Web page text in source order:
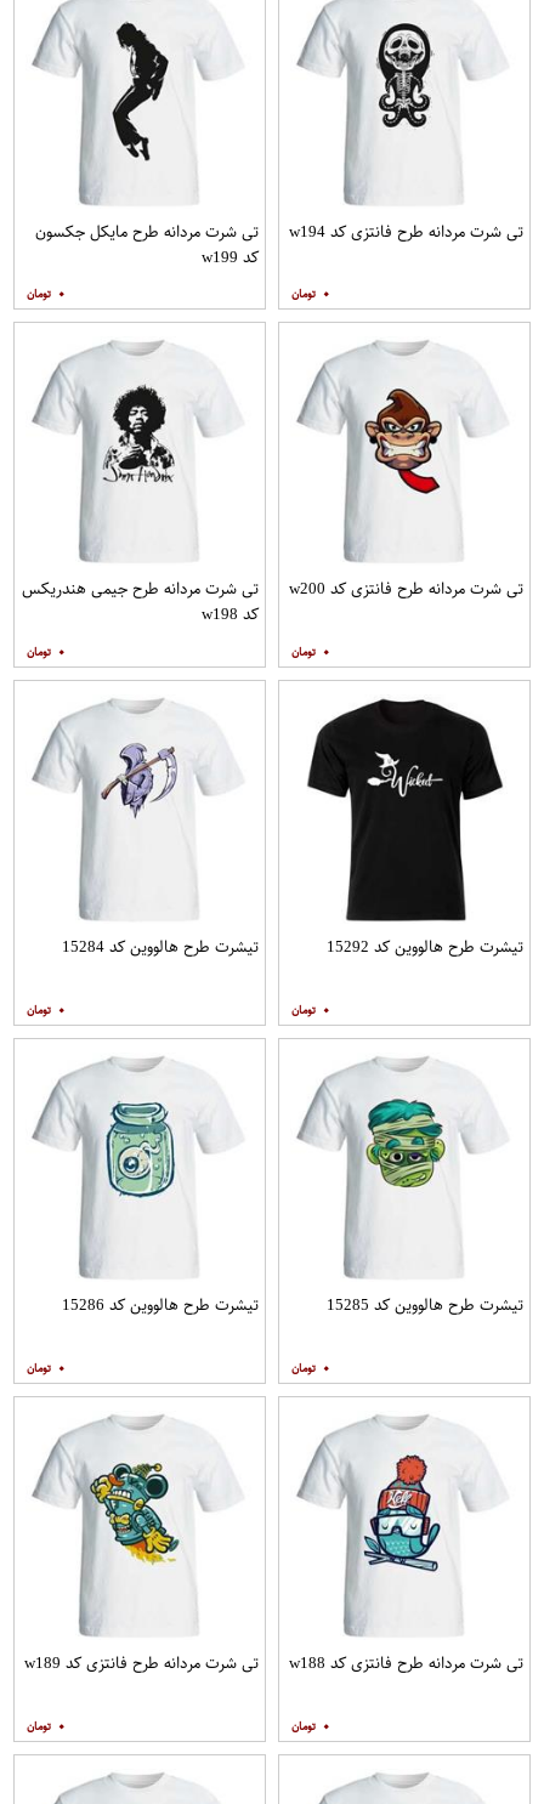
تی شرت مردانه طرح فانتزی کد w194
۰
تی شرت مردانه طرح مایکل جکسون
کد w199
۰
تی شرت مردانه طرح فانتزی کد w200
۰
تی شرت مردانه طرح جیمی هندریکس
کد w198
۰
تیشرت طرح هالووین کد 15292
۰
تیشرت طرح هالووین کد 15284
۰
تیشرت طرح هالووین کد 15285
۰
تیشرت طرح هالووین کد 15286
۰
تی شرت مردانه طرح فانتزی کد w188
۰
تی شرت مردانه طرح فانتزی کد w189
۰